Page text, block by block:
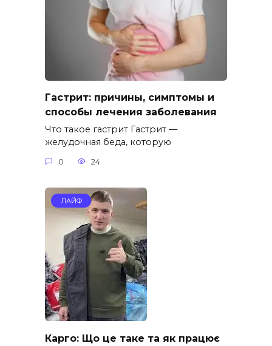
Гастрит: причины, симптомы и
способы лечения заболевания
Что такое гастрит Гастрит —
желудочная беда, которую
0 24
ЛАЙФ
Карго: Що це таке та як працює